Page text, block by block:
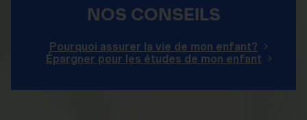
NOS CONSEILS
Pourquoi assurer la vie de mon enfant?
Épargner pour les études de mon enfant